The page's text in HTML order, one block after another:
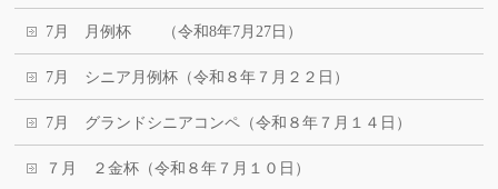
7月 月例杯 （令和8年7月27日）
7月 シニア月例杯（令和８年７月２２日）
7月 グランドシニアコンペ（令和８年７月１４日）
７月 ２金杯（令和８年７月１０日）